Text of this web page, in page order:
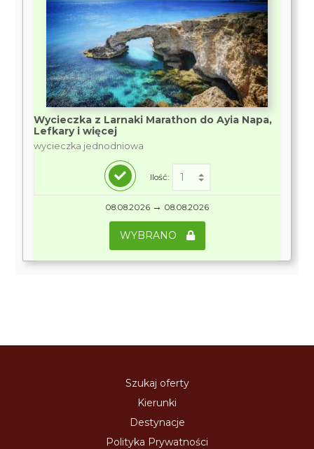
Wycieczka z Larnaki Marathon do Ayia Napa,
Lefkary i więcej
wycieczka jednodniowa
Ilość:
08.08.2026 → 08.08.2026
WYBRANO
Szukaj oferty
Kierunki
Destynacje
Polityka Prywatności